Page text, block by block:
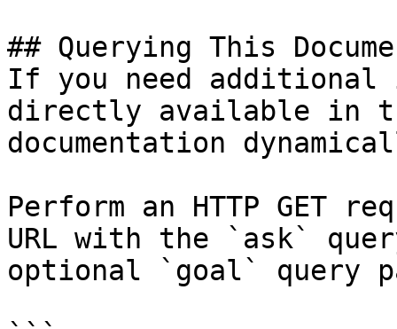
## Querying This
If you need
directly available in
documentation
Perform an HTTP GET
URL with the `ask`
optional `goal` query